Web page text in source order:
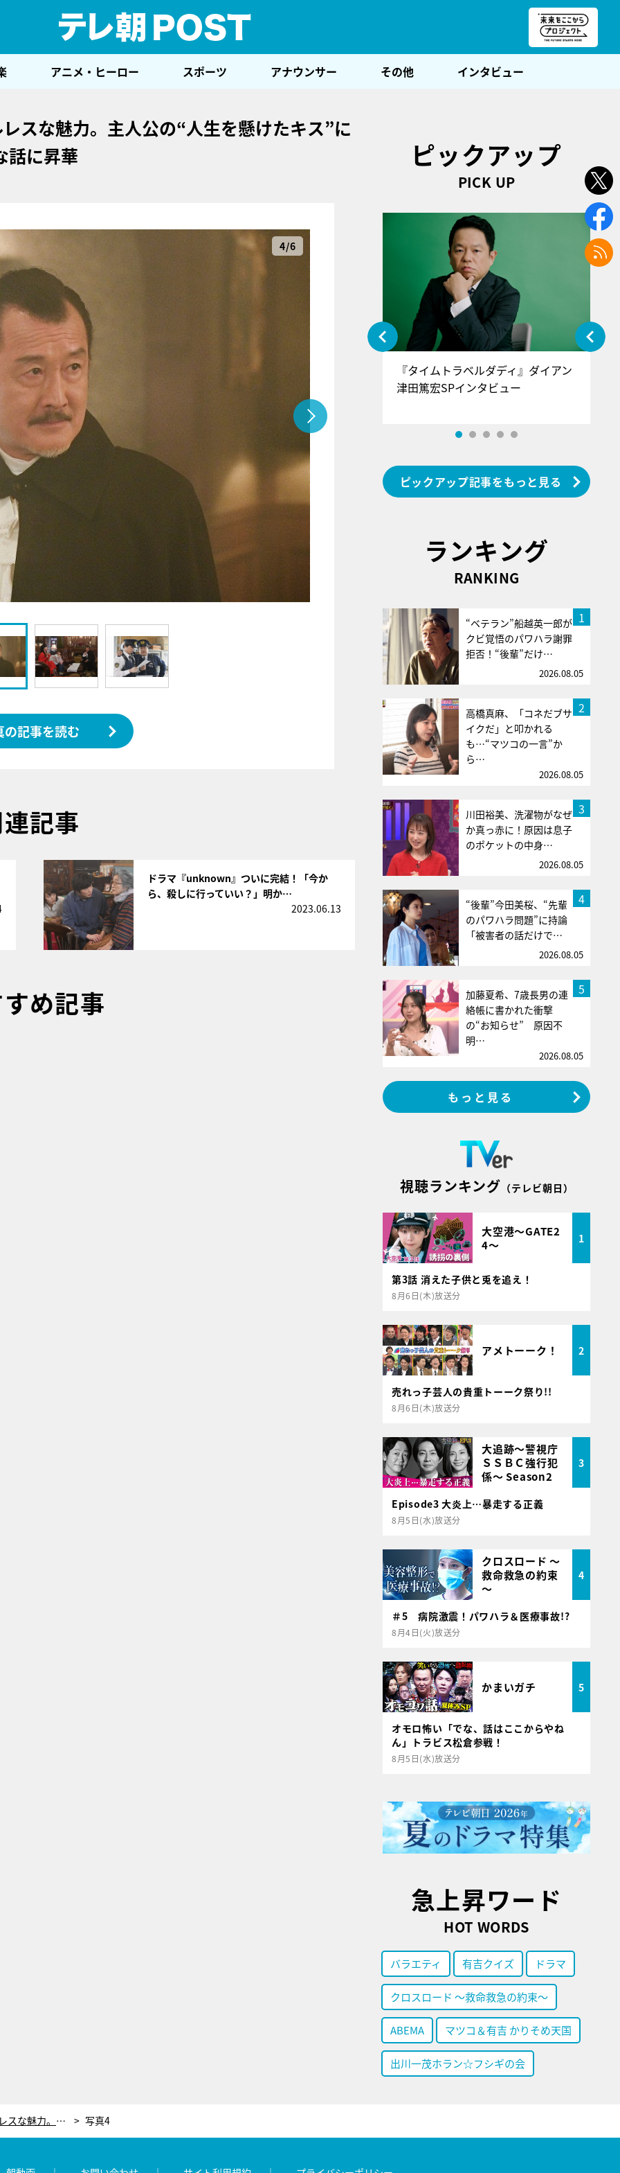
アニメ・ヒーロー スポーツ アナウンサー その他 インタビュー
スな魅力。主人公の“人生を懸けたキス”に
話に昇華
4/6
の記事を読む
記事
ドラマ『unknown』ついに完結！「今か
ら、殺しに行っていい？」明か…
2023.06.13
め記事
ピックアップ
PICK UP
『アイ＝ラブ！げーみんぐ』＝LOV
『タイムトラベルダディ』ダイアン
津田篤宏SPインタビュー
ピックアップ記事をもっと見る
ランキング
RANKING
1
“ベテラン”船越英一郎が
クビ覚悟のパワハラ謝罪
拒否！“後輩”だけ…
2026.08.05
2
高橋真麻、「コネだブサ
イクだ」と叩かれる
も…“マツコの一言”か
ら…
2026.08.05
3
川田裕美、洗濯物がなぜ
か真っ赤に！原因は息子
のポケットの中身…
2026.08.05
4
“後輩”今田美桜、“先輩
のパワハラ問題”に持論
「被害者の話だけで…
2026.08.05
5
加藤夏希、7歳長男の連
絡帳に書かれた衝撃
の“お知らせ” 原因不
明…
2026.08.05
もっと見る
視聴ランキング （テレビ朝日）
大空港～GATE2
4～
1
第3話 消えた子供と兎を追え！
8月6日(木)放送分
アメトーーク！ 2
売れっ子芸人の貴重トーーク祭り!!
8月6日(木)放送分
大追跡～警視庁
ＳＳＢＣ強行犯
係～ Season2
3
Episode3 大炎上…暴走する正義
8月5日(水)放送分
クロスロード ～
救命救急の約束
～
4
＃5 病院激震！パワハラ＆医療事故!?
8月4日(火)放送分
かまいガチ 5
オモロ怖い「でな、話はここからやね
ん」トラビス松倉参戦！
8月5日(水)放送分
急上昇ワード
HOT WORDS
バラエティ 有吉クイズ ドラマ
クロスロード ～救命救急の約束～
ABEMA マツコ＆有吉 かりそめ天国
出川一茂ホラン☆フシギの会
ドラマ『unknown』、ジャンルレスな魅力。主人公の“人生を懸けたキス”に胸打たれ、驚きの設定も普遍的な話に昇華 写真4